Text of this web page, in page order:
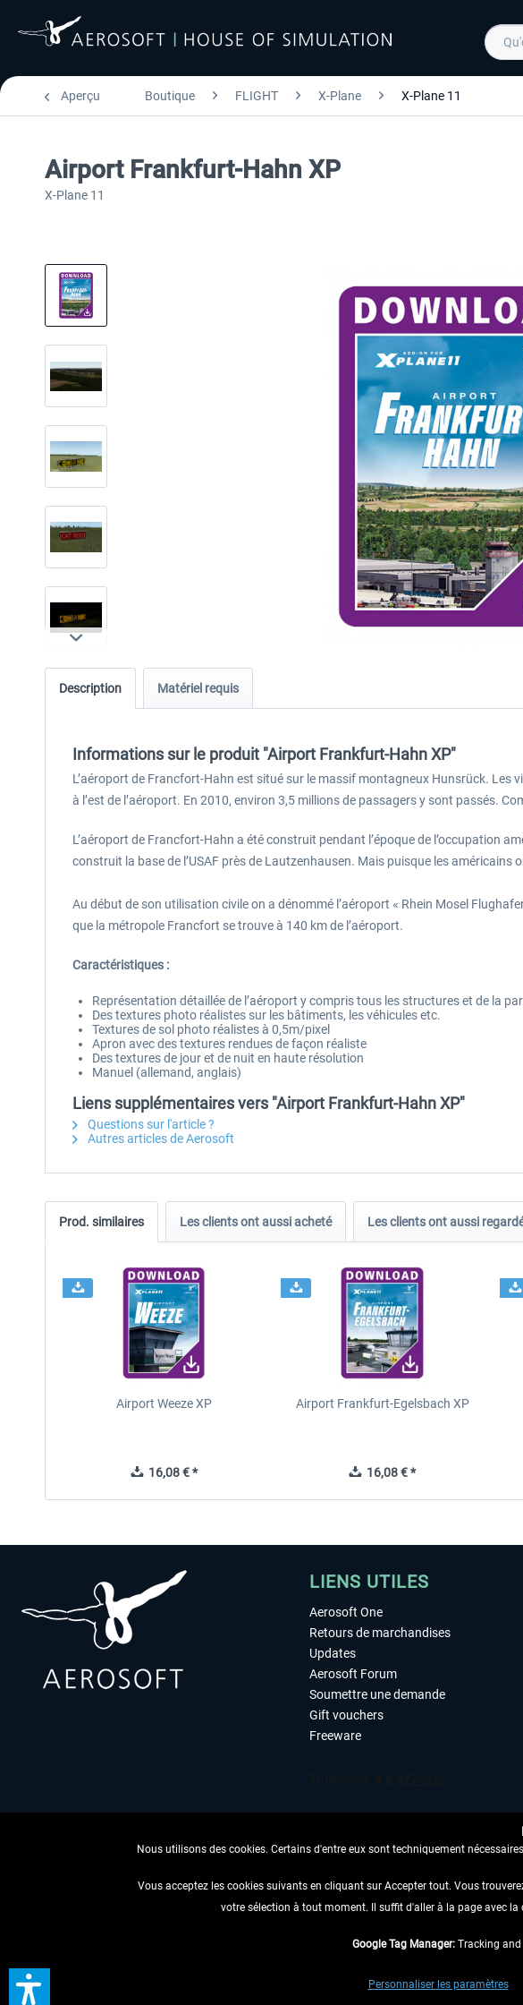
Aperçu Boutique FLIGHT X-Plane X-Plane 11
Airport Frankfurt-Hahn XP
X-Plane 11
Description Matériel requis
Informations sur le produit "Airport Frankfurt-Hahn XP"
L’aéroport de Francfort-Hahn est situé sur le massif montagneux Hunsrück. Les
à l’est de l’aéroport. En 2010, environ 3,5 millions de passagers y sont passés.
L’aéroport de Francfort-Hahn a été construit pendant l’époque de l’occupation
construit la base de l’USAF près de Lautzenhausen. Mais puisque les
Au début de son utilisation civile on a dénommé l’aéroport « Rhein Mosel
que la métropole Francfort se trouve à 140 km de l’aéroport.
Caractéristiques :
Représentation détaillée de l’aéroport y compris tous les structures et de la
Des textures photo réalistes sur les bâtiments, les véhicules etc.
Textures de sol photo réalistes à 0,5m/pixel
Apron avec des textures rendues de façon réaliste
Des textures de jour et de nuit en haute résolution
Manuel (allemand, anglais)
Liens supplémentaires vers "Airport Frankfurt-Hahn XP"
Questions sur l'article ?
Autres articles de Aerosoft
Prod. similaires Les clients ont aussi acheté Les clients ont aussi
Airport Weeze XP
16,08 € *
Airport Frankfurt-Egelsbach XP
16,08 € *
LIENS UTILES
Aerosoft One
Retours de marchandises
Updates
Aerosoft Forum
Soumettre une demande
Gift vouchers
Freeware
RENONCER AU CONTRAT ICI
** S'applique aux envois vers
Nous utilisons des cookies. Certains d'entre eux sont techniquement
Vous acceptez les cookies suivants en cliquant sur Accepter tout. Vous
votre sélection à tout moment. Il suffit d'aller à la page avec
Google Tag Manager: Tracking
Personnaliser les paramètres